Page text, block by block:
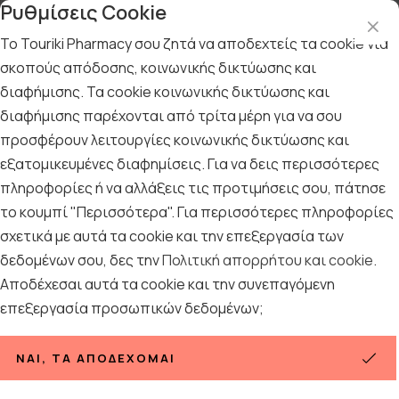
Αρχική / Εταιρίες / Korres /
KORRES - Solid Color Lip Liner 03 Bright Red 1,2gr
KORRES - Solid Color Lip Liner 03
Bright Red 1,2gr
Ρυθμίσεις Cookie
Το Touriki Pharmacy σου ζητά να αποδεχτείς τα cookie για
σκοπούς απόδοσης, κοινωνικής δικτύωσης και
διαφήμισης. Τα cookie κοινωνικής δικτύωσης και
διαφήμισης παρέχονται από τρίτα μέρη για να σου
προσφέρουν λειτουργίες κοινωνικής δικτύωσης και
εξατομικευμένες διαφημίσεις. Για να δεις περισσότερες
πληροφορίες ή να αλλάξεις τις προτιμήσεις σου, πάτησε
το κουμπί "Περισσότερα". Για περισσότερες πληροφορίες
σχετικά με αυτά τα cookie και την επεξεργασία των
δεδομένων σου, δες τηνΠολιτική απορρήτου και cookie.
Αποδέχεσαι αυτά τα cookie και την συνεπαγόμενη
επεξεργασία προσωπικών δεδομένων;
ΝΑΙ, ΤΑ ΑΠΟΔΈΧΟΜΑΙ